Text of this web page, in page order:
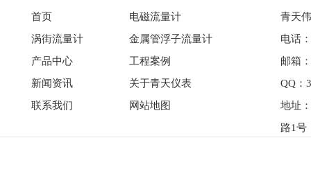
首页
电磁流量计
涡街流量计
金属管浮子流量计
产品中心
工程案例
新闻资讯
关于青天仪表
联系我们
网站地图
青天
电话
邮箱
QQ：
地址
路1号